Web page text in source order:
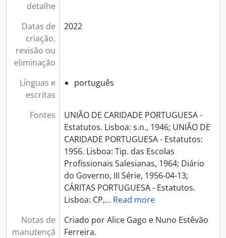
detalhe
Datas de
criação,
revisão ou
eliminação
2022
Línguas e
escritas
português
Fontes
UNIÃO DE CARIDADE PORTUGUESA -
Estatutos. Lisboa: s.n., 1946; UNIÃO DE
CARIDADE PORTUGUESA - Estatutos:
1956. Lisboa: Tip. das Escolas
Profissionais Salesianas, 1964; Diário
do Governo, III Série, 1956-04-13;
CÁRITAS PORTUGUESA - Estatutos.
Lisboa: CP,… Read more
Notas de
manutençã
Criado por Alice Gago e Nuno Estêvão
Ferreira.